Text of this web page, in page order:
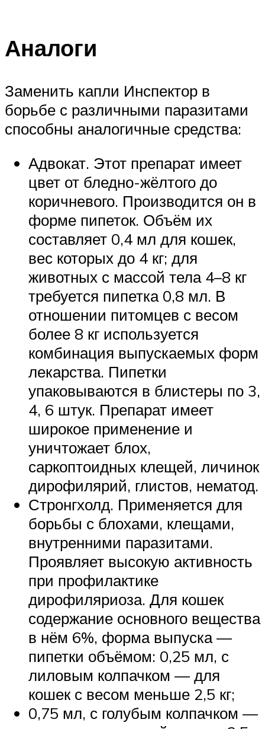
Аналоги
Заменить капли Инспектор в
борьбе с различными паразитами
способны аналогичные средства:
Адвокат. Этот препарат имеет
цвет от бледно-жёлтого до
коричневого. Производится он в
форме пипеток. Объём их
составляет 0,4 мл для кошек,
вес которых до 4 кг; для
животных с массой тела 4–8 кг
требуется пипетка 0,8 мл. В
отношении питомцев с весом
более 8 кг используется
комбинация выпускаемых форм
лекарства. Пипетки
упаковываются в блистеры по 3,
4, 6 штук. Препарат имеет
широкое применение и
уничтожает блох,
саркоптоидных клещей, личинок
дирофилярий, глистов, нематод.
Стронгхолд. Применяется для
борьбы с блохами, клещами,
внутренними паразитами.
Проявляет высокую активность
при профилактике
дирофиляриоза. Для кошек
содержание основного вещества
в нём 6%, форма выпуска —
пипетки объёмом: 0,25 мл, с
лиловым колпачком — для
кошек с весом меньше 2,5 кг;
0,75 мл, с голубым колпачком —